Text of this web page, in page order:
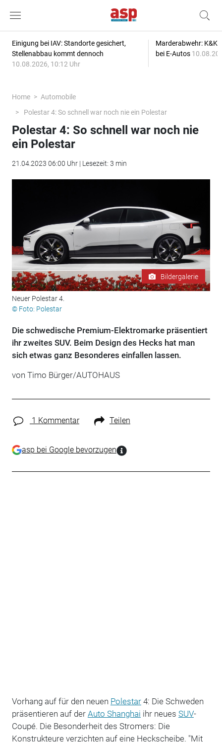
Einigung bei IAV: Standorte gesichert,
Stellenabbau kommt dennoch
10.08.2026, 10:12 Uhr
Marderabwehr: K&K
bei E-Autos
Home
Automobile
Polestar 4: So schnell war noch nie ein Polestar
Polestar 4: So schnell war noch nie
ein Polestar
21.04.2023 06:00 Uhr | Lesezeit: 3 min
Bildergalerie
Neuer Polestar 4.
© Foto: Polestar
Die schwedische Premium-Elektromarke präsentiert
ihr zweites SUV. Beim Design des Hecks hat man
sich etwas ganz Besonderes einfallen lassen.
von Timo Bürger/AUTOHAUS
1 Kommentar Teilen
asp bei Google bevorzugen
Vorhang auf für den neuen Polestar4: Die Schweden
präsentieren auf der Auto Shanghai ihr neues SUV-
Coupé. Die Besonderheit des Stromers: Die
Konstrukteure verzichten auf eine Heckscheibe. "Mit